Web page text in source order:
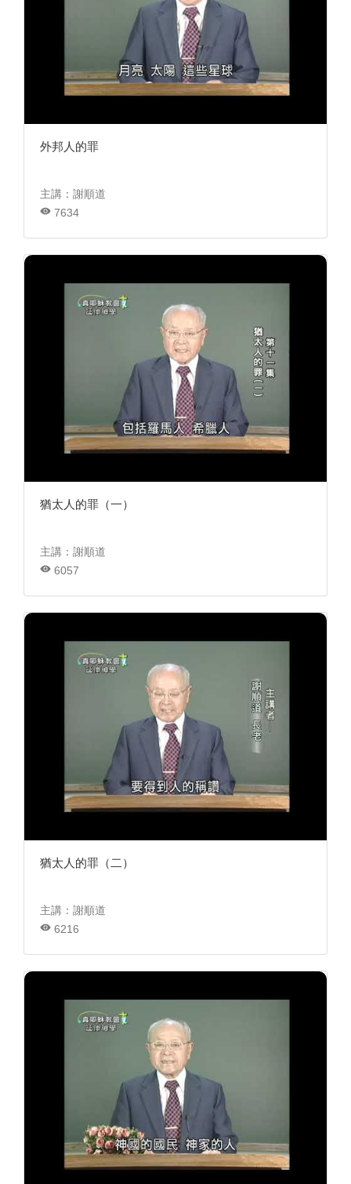
外邦人的罪
主講：謝順道
7634
猶太人的罪（一）
主講：謝順道
6057
猶太人的罪（二）
主講：謝順道
6216